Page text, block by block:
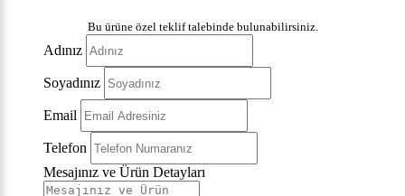
Bu ürüne özel teklif talebinde bulunabilirsiniz.
Adınız
Soyadınız
Email
Telefon
Mesajınız ve Ürün Detayları